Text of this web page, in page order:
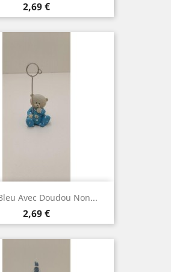
Prix
2,69 €
Avec Doudou Non...
Prix
2,69 €